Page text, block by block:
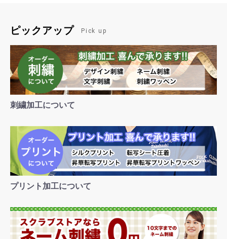
ピックアップ Pick up
刺繍加工について
プリント加工について